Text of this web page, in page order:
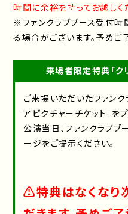
時間に余裕を持ってお越しく
※ファンクラブブース受付時
る場合がございます。予めご
来場者限定特典「ク
ご来場いただいたファンク
アピクチャーチケット」をプ
公演当日、ファンクラブ
ージをご提示ください。
⚠️特典はなくなり